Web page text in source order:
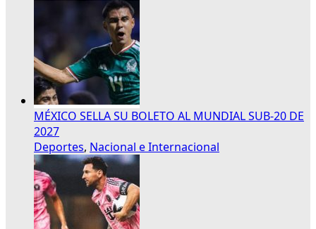
MÉXICO SELLA SU BOLETO AL MUNDIAL SUB-20 DE
2027
Deportes, Nacional e Internacional